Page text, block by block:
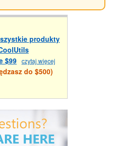
produkty
$99 czytaj więcej
do $500)